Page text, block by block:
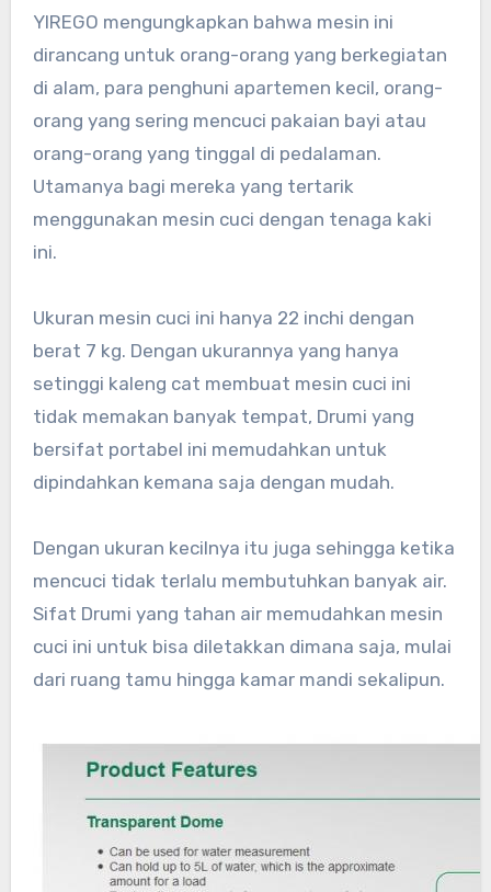
YIREGO mengungkapkan bahwa mesin ini
dirancang untuk orang-orang yang berkegiatan
di alam, para penghuni apartemen kecil, orang-
orang yang sering mencuci pakaian bayi atau
orang-orang yang tinggal di pedalaman.
Utamanya bagi mereka yang tertarik
menggunakan mesin cuci dengan tenaga kaki
ini.
Ukuran mesin cuci ini hanya 22 inchi dengan
berat 7 kg. Dengan ukurannya yang hanya
setinggi kaleng cat membuat mesin cuci ini
tidak memakan banyak tempat, Drumi yang
bersifat portabel ini memudahkan untuk
dipindahkan kemana saja dengan mudah.
Dengan ukuran kecilnya itu juga sehingga ketika
mencuci tidak terlalu membutuhkan banyak air.
Sifat Drumi yang tahan air memudahkan mesin
cuci ini untuk bisa diletakkan dimana saja, mulai
dari ruang tamu hingga kamar mandi sekalipun.